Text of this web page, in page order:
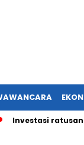
ratusan triliun